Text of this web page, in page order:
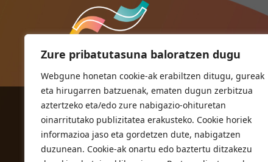
Zure pribatutasuna baloratzen dugu
Webgune honetan cookie-ak erabiltzen ditugu, gureak
eta hirugarren batzuenak, ematen dugun zerbitzua
aztertzeko eta/edo zure nabigazio-ohituretan
oinarritutako publizitatea erakusteko. Cookie horiek
informazioa jaso eta gordetzen dute, nabigatzen
duzunean. Cookie-ak onartu edo baztertu ditzakezu
ORIOKO UDALA
Herriko plaza,1
20810 Orio (Gipuzkoa)
T. 943 83 03 46